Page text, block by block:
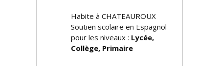
Habite à CHATEAUROUX
Soutien scolaire en Espagnol
pour les niveaux : Lycée,
Collège, Primaire